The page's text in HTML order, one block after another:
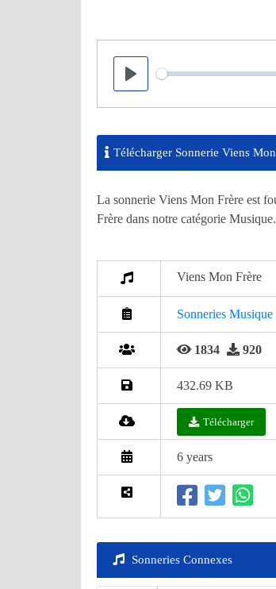
Play
Seek
Télécharger Sonnerie Viens
La sonnerie Viens Mon Frère est
Frère dans notre catégorie Musique.
Viens Mon Frère
Sonneries Musique
1834 920
432.69 KB
Télécharger
6 years
Sonneries Connexes